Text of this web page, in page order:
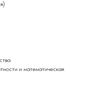
и математическая